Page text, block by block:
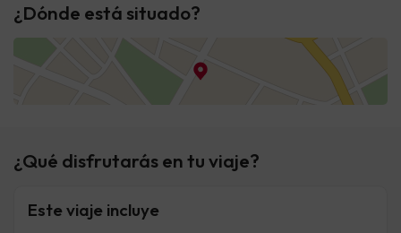
¿Dónde está situado?
¿Qué disfrutarás en tu viaje?
Este viaje incluye